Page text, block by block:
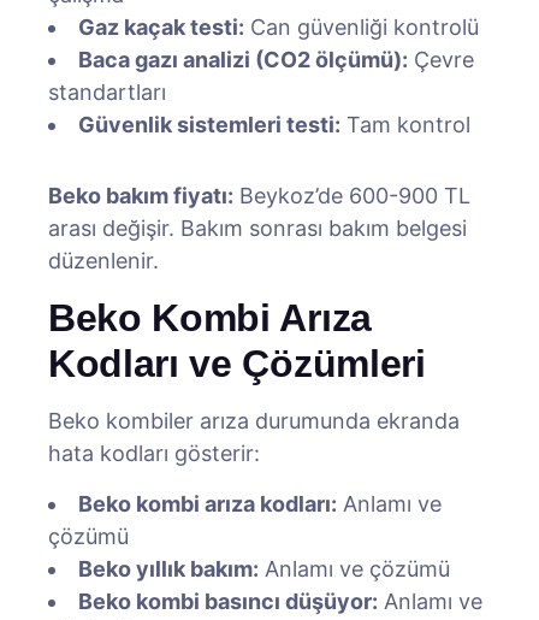
Gaz kaçak testi: Can güvenliği kontrolü
Baca gazı analizi (CO2 ölçümü): Çevre
standartları
Güvenlik sistemleri testi: Tam kontrol
Beko bakım fiyatı: Beykoz’de 600-900 TL
arası değişir. Bakım sonrası bakım belgesi
düzenlenir.
Beko Kombi Arıza
Kodları ve Çözümleri
Beko kombiler arıza durumunda ekranda
hata kodları gösterir:
Beko kombi arıza kodları: Anlamı ve
çözümü
Beko yıllık bakım: Anlamı ve çözümü
Beko kombi basıncı düşüyor: Anlamı ve